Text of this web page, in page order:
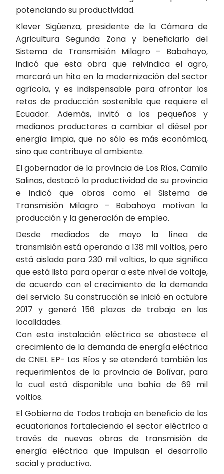
potenciando su productividad.
Klever Sigüenza, presidente de la Cámara de
Agricultura Segunda Zona y beneficiario del
Sistema de Transmisión Milagro – Babahoyo,
indicó que esta obra que reivindica el agro,
marcará un hito en la modernización del sector
agrícola, y es indispensable para afrontar los
retos de producción sostenible que requiere el
Ecuador. Además, invitó a los pequeños y
medianos productores a cambiar el diésel por
energía limpia, que no sólo es más económica,
sino que contribuye al ambiente.
El gobernador de la provincia de Los Ríos, Camilo
Salinas, destacó la productividad de su provincia
e indicó que obras como el Sistema de
Transmisión Milagro – Babahoyo motivan la
producción y la generación de empleo.
Desde mediados de mayo la línea de
transmisión está operando a 138 mil voltios, pero
está aislada para 230 mil voltios, lo que significa
que está lista para operar a este nivel de voltaje,
de acuerdo con el crecimiento de la demanda
del servicio. Su construcción se inició en octubre
2017 y generó 156 plazas de trabajo en las
localidades.
Con esta instalación eléctrica se abastece el
crecimiento de la demanda de energía eléctrica
de CNEL EP- Los Ríos y se atenderá también los
requerimientos de la provincia de Bolívar, para
lo cual está disponible una bahía de 69 mil
voltios.
El Gobierno de Todos trabaja en beneficio de los
ecuatorianos fortaleciendo el sector eléctrico a
través de nuevas obras de transmisión de
energía eléctrica que impulsan el desarrollo
social y productivo.